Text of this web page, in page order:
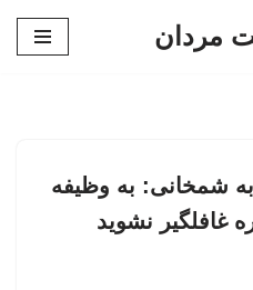
مردان
شمخانی: به وظیفه
غافلگیر نشوید